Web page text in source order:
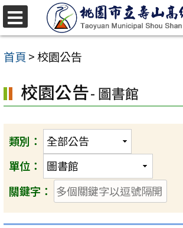
跳
至
主
內
容
首頁 >校園公告
校園公告- 圖書館
類別：
單位：
關鍵字：
選
單